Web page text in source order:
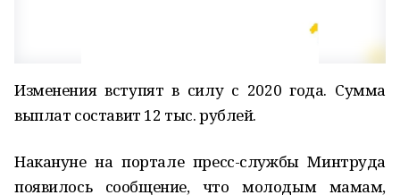
Изменения вступят в силу с 2020 года. Сумма
выплат составит 12 тыс. рублей.
Накануне на портале пресс-службы Минтруда
появилось сообщение, что молодым мамам,